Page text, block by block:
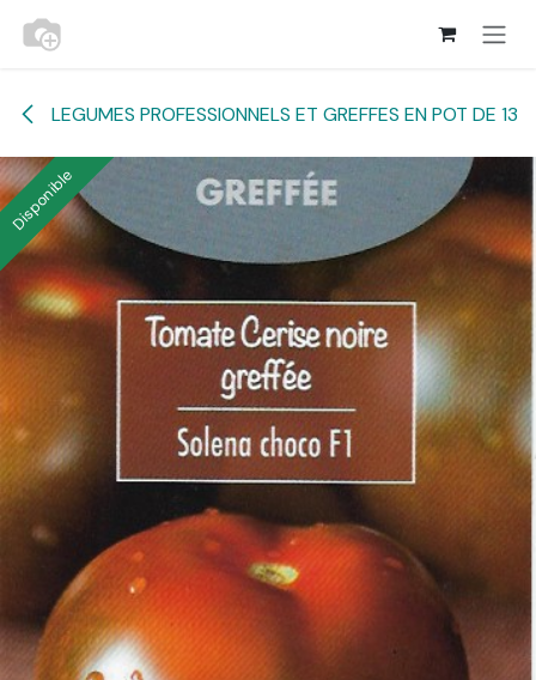
Se rendre au contenu
LEGUMES PROFESSIONNELS ET GREFFES EN POT DE 13
Disponible